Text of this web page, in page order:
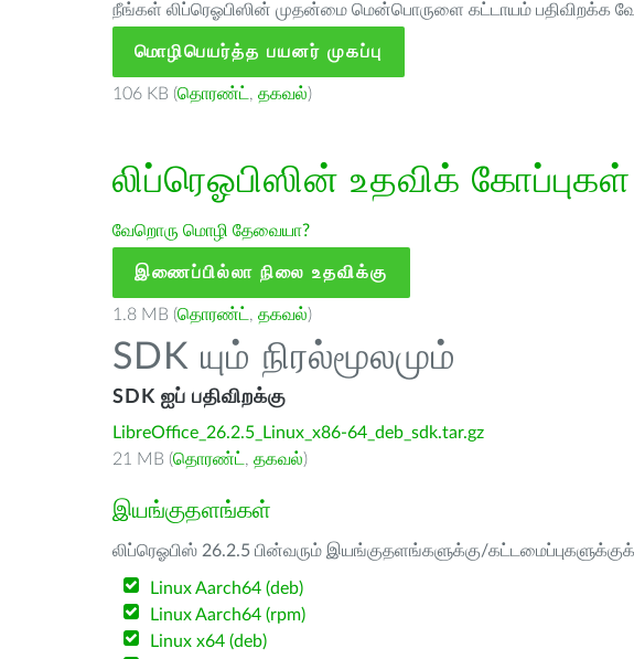
நீங்கள் லிப்ரெஓபிஸின் முதன்மை மென்பொருளை கட்டாயம் பதிவிறக்க
மொழிபெயர்த்த பயனர் முகப்பு
106 KB (தொரண்ட் , தகவல்)
லிப்ரெஓபிஸின் உதவிக் கோப்புகள்
வேறொரு மொழி தேவையா?
இணைப்பில்லா நிலை உதவிக்கு
1.8 MB (தொரண்ட் , தகவல்)
SDK யும் நிரல்மூலமும்
SDK ஐப் பதிவிறக்கு
LibreOffice_26.2.5_Linux_x86-64_deb_sdk.tar.gz
21 MB (தொரண்ட் , தகவல்)
இயங்குதளங்கள்
லிப்ரெஓபிஸ் 26.2.5 பின்வரும் இயங்குதளங்களுக்கு/கட்டமைப்புகளுக்குக்
Linux Aarch64 (deb)
Linux Aarch64 (rpm)
Linux x64 (deb)